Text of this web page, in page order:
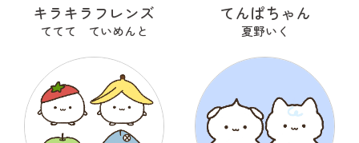
キラキラフレンズ
ててて ていめんと
てんぱちゃん
夏野いく